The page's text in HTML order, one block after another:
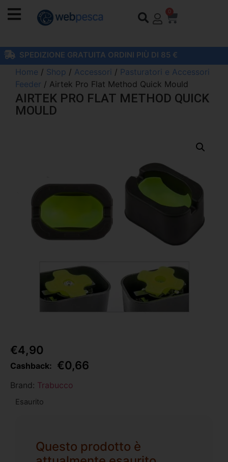
0
SPEDIZIONE GRATUITA ORDINI PIÙ DI 85 €
Home / Shop / Accessori / Pasturatori e Accessori
Feeder / Airtek Pro Flat Method Quick Mould
AIRTEK PRO FLAT METHOD QUICK
MOULD
€4,90
Cashback: €0,66
Brand: Trabucco
Esaurito
Questo prodotto è